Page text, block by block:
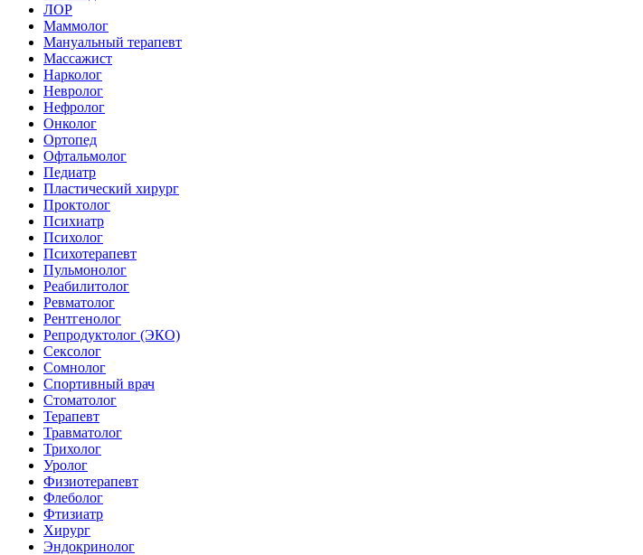
ЛОР
Маммолог
Мануальный терапевт
Массажист
Нарколог
Невролог
Нефролог
Онколог
Ортопед
Офтальмолог
Педиатр
Пластический хирург
Проктолог
Психиатр
Психолог
Психотерапевт
Пульмонолог
Реабилитолог
Ревматолог
Рентгенолог
Репродуктолог (ЭКО)
Сексолог
Сомнолог
Спортивный врач
Стоматолог
Терапевт
Травматолог
Трихолог
Уролог
Физиотерапевт
Флеболог
Фтизиатр
Хирург
Эндокринолог